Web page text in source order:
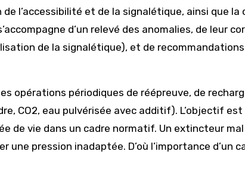
l’accessibilité et de la signalétique, ainsi que
d’un relevé des anomalies, de leur
de la signalétique), et de
opérations périodiques de réépreuve, de
CO2, eau pulvérisée avec additif). L’objectif est
de vie dans un cadre normatif. Un extincteur
pression inadaptée. D’où l’importance d’un